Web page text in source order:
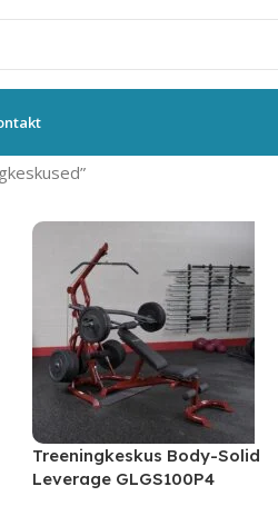
Treeningkeskus Body-Solid
Leverage GLGS100P4